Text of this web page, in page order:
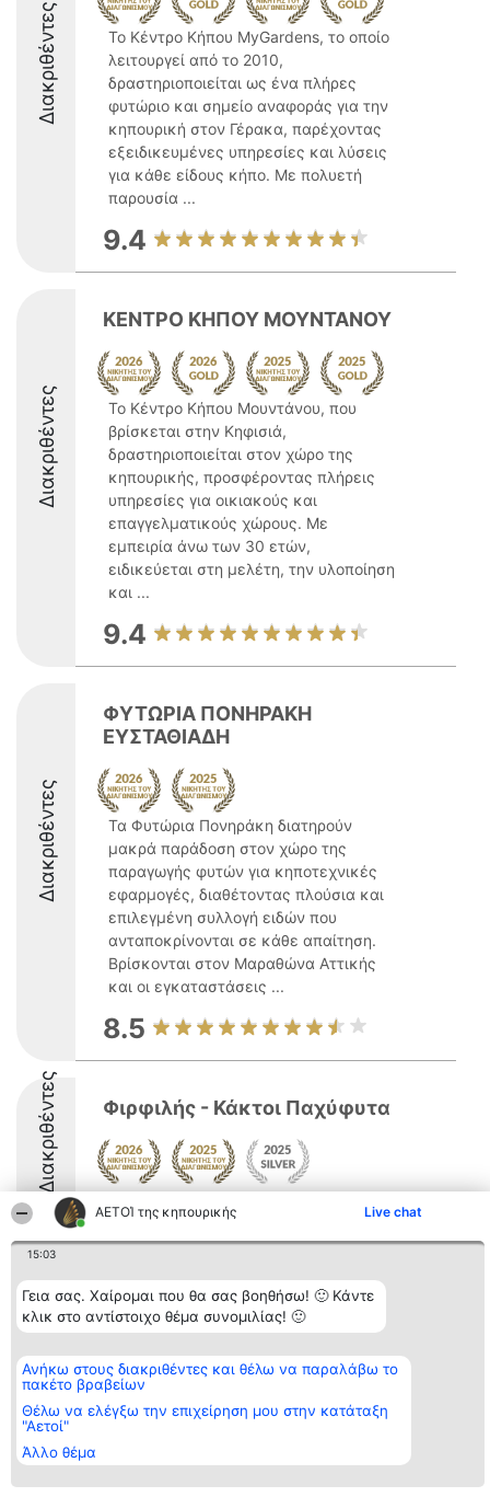
ΑΕΤΟΊ της κηπουρικής Live chat
15:03
Γεια σας. Χαίρομαι που θα σας βοηθήσω! 🙂 Κάντε
κλικ στο αντίστοιχο θέμα συνομιλίας! 🙂
Ανήκω στους διακριθέντες και θέλω να παραλάβω το
πακέτο βραβείων
Θέλω να ελέγξω την επιχείρηση μου στην κατάταξη
"Αετοί"
Άλλο θέμα
Διακριθέντες
Το Κέντρο Κήπου MyGardens, το οποίο
λειτουργεί από το 2010,
δραστηριοποιείται ως ένα πλήρες
φυτώριο και σημείο αναφοράς για την
κηπουρική στον Γέρακα, παρέχοντας
εξειδικευμένες υπηρεσίες και λύσεις
για κάθε είδους κήπο. Με πολυετή
παρουσία ...
9.4
Διακριθέντες
ΚΕΝΤΡΟ ΚΗΠΟΥ ΜΟΥΝΤΑΝΟΥ
Το Κέντρο Κήπου Μουντάνου, που
βρίσκεται στην Κηφισιά,
δραστηριοποιείται στον χώρο της
κηπουρικής, προσφέροντας πλήρεις
υπηρεσίες για οικιακούς και
επαγγελματικούς χώρους. Με
εμπειρία άνω των 30 ετών,
ειδικεύεται στη μελέτη, την υλοποίηση
και ...
9.4
Διακριθέντες
ΦΥΤΩΡΙΑ ΠΟΝΗΡΑΚΗ
ΕΥΣΤΑΘΙΑΔΗ
Τα Φυτώρια Πονηράκη διατηρούν
μακρά παράδοση στον χώρο της
παραγωγής φυτών για κηποτεχνικές
εφαρμογές, διαθέτοντας πλούσια και
επιλεγμένη συλλογή ειδών που
ανταποκρίνονται σε κάθε απαίτηση.
Βρίσκονται στον Μαραθώνα Αττικής
και οι εγκαταστάσεις ...
8.5
Διακριθέντες Φιρφιλής - Κάκτοι Παχύφυτα
8.4
Διοργανωτής της
κατάταξης
BEAUTIFUL COMPANY
ΤΗΛ. ΕΠΙΚΟΙΝΩΝΙΑΣ:
2104128019
email:
aetoi@beautifulcompany.co
Κατάταξη
Διακριθέντες
Λίστα όλων
διακριθέντων
Μεθοδολογία
προϋποθέσεις
ΠΟΛΙΤΙΚΗ
Επικοινωνία